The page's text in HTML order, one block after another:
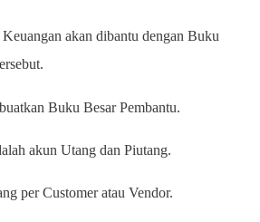
akan dibantu dengan Buku
Buku Besar Pembantu.
akun Utang dan Piutang.
per Customer atau Vendor.